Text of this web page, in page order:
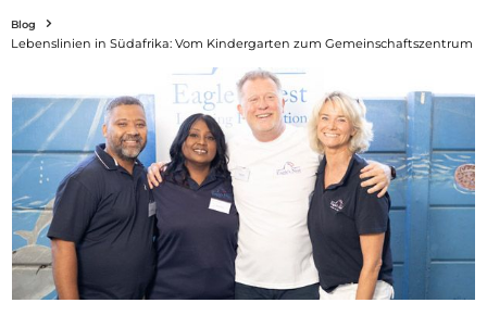
Blog
Lebenslinien in Südafrika: Vom Kindergarten zum Gemeinschaftszentrum